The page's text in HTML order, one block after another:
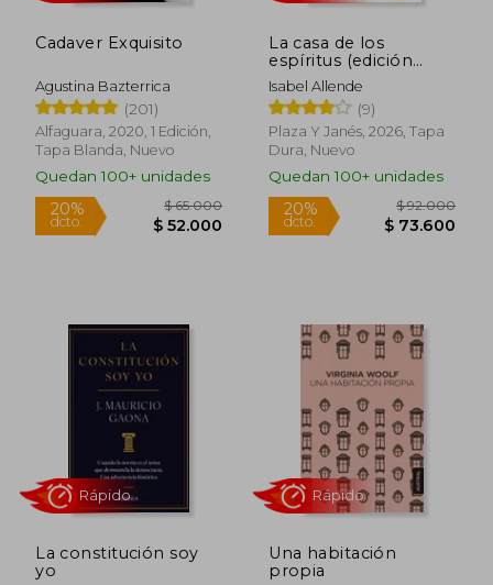
Cadaver Exquisito
Agustina Bazterrica
(201)
Alfaguara, 2020, 1 Edición,
Tapa Blanda, Nuevo
Quedan 100+ unidades
La casa de los
espíritus (edición
especial con cantos
tintados)
Isabel Allende
(9)
Plaza Y Janés, 2026, Tapa
Dura, Nuevo
Quedan 100+ unidades
La constitución soy
yo
Una habitación
propia